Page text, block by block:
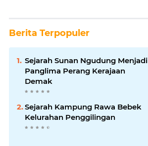
Berita Terpopuler
Sejarah Sunan Ngudung Menjadi
Panglima Perang Kerajaan
Demak
Sejarah Kampung Rawa Bebek
Kelurahan Penggilingan